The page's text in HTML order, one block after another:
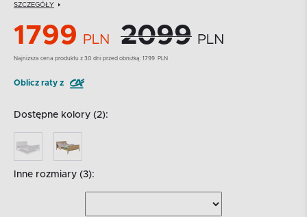
SZCZEGÓŁY
1799 PLN 2099 PLN
Najnizsza cena produktu z 30 dni przed obniżką: 1799 PLN
Oblicz raty z
Dostępne kolory (2):
Inne rozmiary (3):